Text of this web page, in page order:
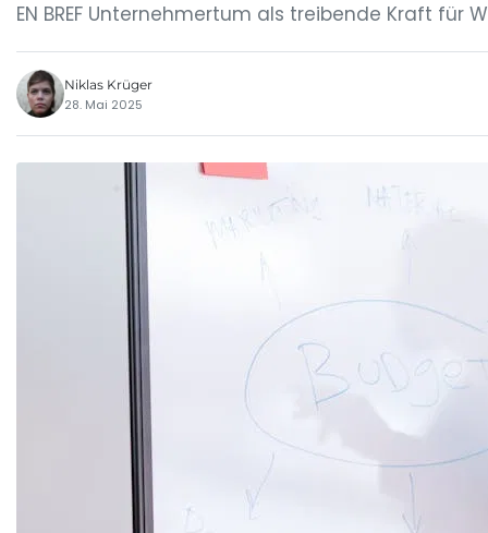
EN BREF Unternehmertum als treibende Kraft
Niklas Krüger
28. Mai 2025